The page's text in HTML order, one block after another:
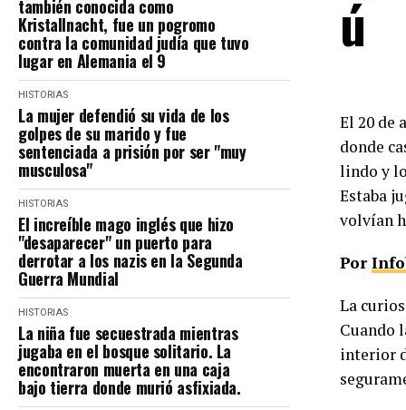
también conocida como
Kristallnacht, fue un pogromo
contra la comunidad judía que tuvo
lugar en Alemania el 9
HISTORIAS
La mujer defendió su vida de los
golpes de su marido y fue
sentenciada a prisión por ser "muy
musculosa"
HISTORIAS
El increíble mago inglés que hizo
"desaparecer" un puerto para
derrotar a los nazis en la Segunda
Guerra Mundial
HISTORIAS
La niña fue secuestrada mientras
jugaba en el bosque solitario. La
encontraron muerta en una caja
bajo tierra donde murió asfixiada.
ú
El 20 de
donde
lindo y
Estaba
volvían
Por
La
Cuando
interior